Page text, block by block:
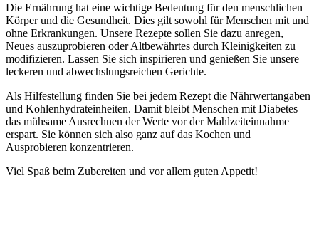
Die Ernährung hat eine wichtige Bedeutung für den menschlichen
Körper und die Gesundheit. Dies gilt sowohl für Menschen mit und
ohne Erkrankungen. Unsere Rezepte sollen Sie dazu anregen,
Neues auszuprobieren oder Altbewährtes durch Kleinigkeiten zu
modifizieren. Lassen Sie sich inspirieren und genießen Sie unsere
leckeren und abwechslungsreichen Gerichte.
Als Hilfestellung finden Sie bei jedem Rezept die Nährwertangaben
und Kohlenhydrateinheiten. Damit bleibt Menschen mit Diabetes
das mühsame Ausrechnen der Werte vor der Mahlzeiteinnahme
erspart. Sie können sich also ganz auf das Kochen und
Ausprobieren konzentrieren.
Viel Spaß beim Zubereiten und vor allem guten Appetit!